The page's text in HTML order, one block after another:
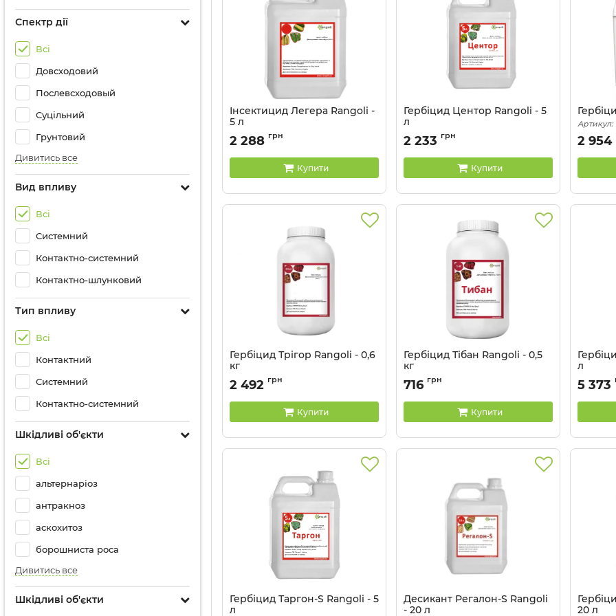
Спектр дії
Всі
Довсходовий
Послевсходовый
Суцільний
Грунтовий
Дивитись все
Вид впливу
Всі
Системний
Контактно-системний
Контактно-шлунковий
Тип впливу
Всі
Контактний
Системний
Контактно-системний
Шкідливі об'єкти
Всі
альтернаріоз
антракноз
аскохитоз
борошниста роса
Дивитись все
Шкідливі об'єкти
Інсектицид Легера Rangoli -
5 л
Артикул: 13033010
2 288 грн
Купити
Гербіцид Центор Rangoli - 5
л
Артикул: 11033034
2 233 грн
Купити
Артикул:
2 954
Гербіцид Трігор Rangoli - 0,6
кг
Артикул: 11033031
2 492 грн
Купити
Гербіцид Тібан Rangoli - 0,5
кг
Артикул: 11033030
716 грн
Купити
л
Артикул:
5 373
Гербіцид Таргон-S Rangoli - 5
л
Десикант Регалон-S Rangoli
- 20 л
20 л